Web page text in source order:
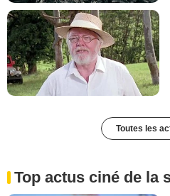
Toutes les
Top actus ciné de la